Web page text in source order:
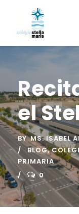
el
BY MS. ISABEL
BLOG,
PRIMARIA
0